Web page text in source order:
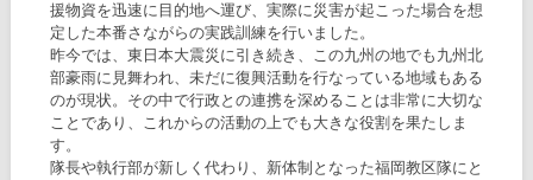
援物資を迅速に目的地へ運び、実際に災害が起こった場合を想
定した本番さながらの実践訓練を行いました。
昨今では、東日本大震災に引き続き、この九州の地でも九州北
部豪雨に見舞われ、未だに復興活動を行なっている地域もある
のが現状。その中で行政との連携を深めることは非常に大切な
ことであり、これからの活動の上でも大きな役割を果たしま
す。
隊長や執行部が新しく代わり、新体制となった福岡教区隊にと